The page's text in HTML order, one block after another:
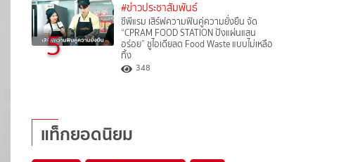
5
#ข่าวประชาสัมพันธ์
ซีพีแรม เสิร์ฟความฟินคู่ความยั่งยืน จัด
“CPRAM FOOD STATION ปังแผ่นแสน
อร่อย” ชูไอเดียลด Food Waste แบบไม่เหลือ
ทิ้ง
348
แท็กยอดนิยม